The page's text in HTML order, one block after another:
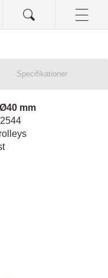
Specifikationer
mm